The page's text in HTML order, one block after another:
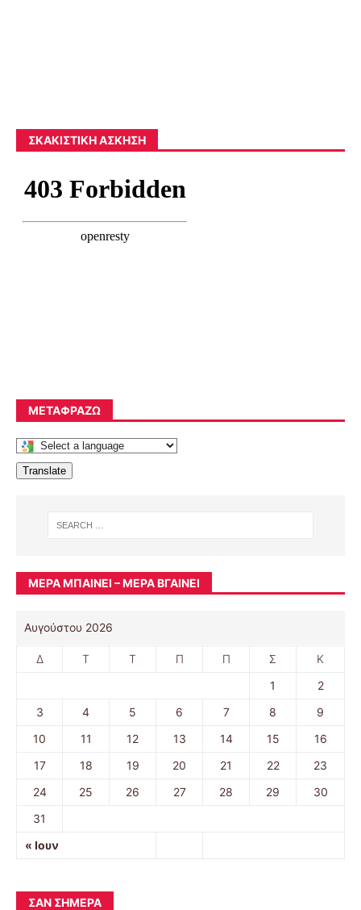
ΣΚΑΚΙΣΤΙΚΉ ΆΣΚΗΣΗ
ΜΕΤΑΦΡΆΖΩ
Translate
ΜΈΡΑ ΜΠΑΊΝΕΙ – ΜΈΡΑ ΒΓΑΊΝΕΙ
Αυγούστου 2026
Δ Τ Τ Π Π Σ Κ
« Ιουν
1
2
3
4 5 6 7 8
9
10
11 12 13 14 15
16
17
18 19 20 21 22
23
24
25 26 27 28 29
30
31
ΣΑΝ ΣΉΜΕΡΑ